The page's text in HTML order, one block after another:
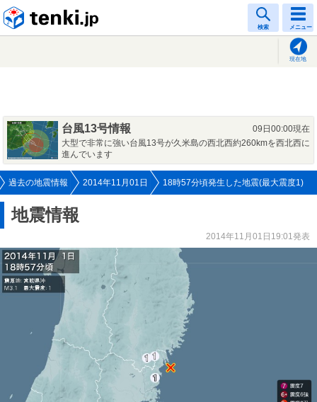
検索 メニュー
現在地
台風13号情報
09日00:00現在
大型で非常に強い台風13号が久米島の西北西約260kmを西北西に
進んでいます
過去の地震情報 2014年11月01日 18時57分頃発生した地震(最大震度1)
地震情報
2014年11月01日19:01発表